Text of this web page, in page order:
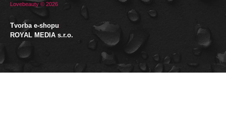
Lovebeauty © 2026
Tvorba e-shopu:
ROYAL MEDIA s.r.o.